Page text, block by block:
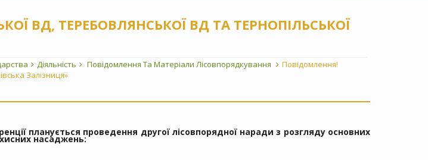
ВД, ТЕРЕБОВЛЯНСЬКОЇ ВД ТА ТЕРНОПІЛЬСЬКОЇ
Діяльність Повідомлення Та Матеріали Лісовпорядкування
Повідомлення!
Залізниця»
планується проведення другої лісовпорядної наради з розгляду основних
насаджень: